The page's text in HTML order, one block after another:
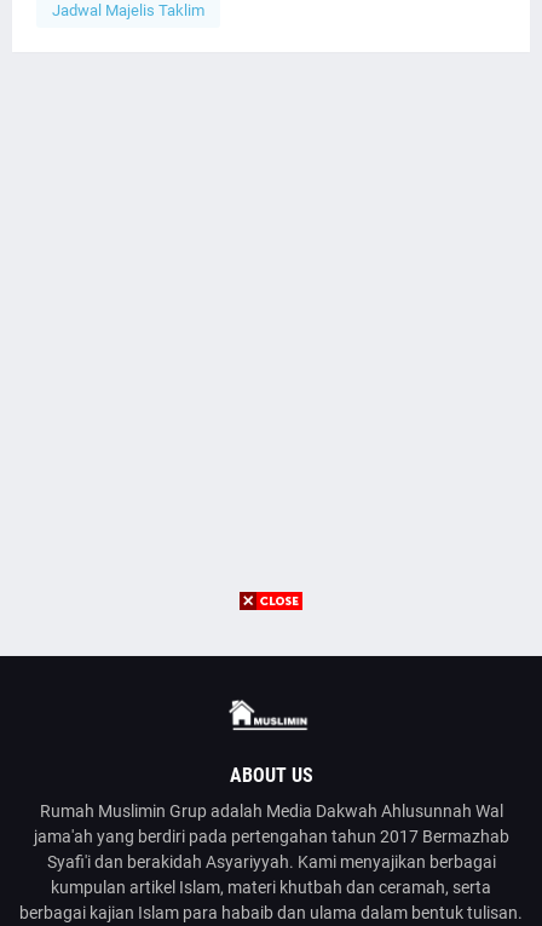
Jadwal Majelis Taklim
ABOUT US
Rumah Muslimin Grup adalah Media Dakwah Ahlusunnah Wal
jama'ah yang berdiri pada pertengahan tahun 2017 Bermazhab
Syafi'i dan berakidah Asyariyyah. Kami menyajikan berbagai
kumpulan artikel Islam, materi khutbah dan ceramah, serta
berbagai kajian Islam para habaib dan ulama dalam bentuk tulisan.